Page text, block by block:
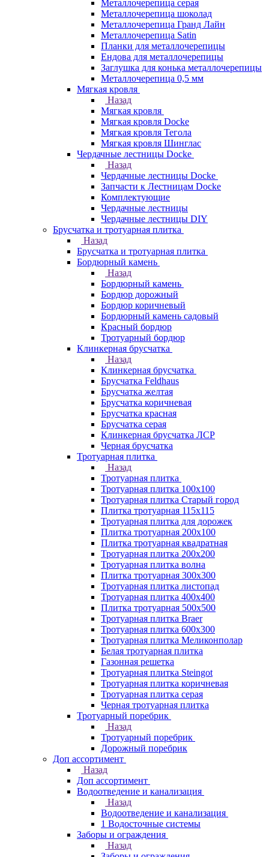
Металлочерепица серая
Металлочерепица шоколад
Металлочерепица Гранд Лайн
Металлочерепица Satin
Планки для металлочерепицы
Ендова для металлочерепицы
Заглушка для конька металлочерепицы
Металлочерепица 0,5 мм
Мягкая кровля
Назад
Мягкая кровля
Мягкая кровля Docke
Мягкая кровля Тегола
Мягкая кровля Шинглас
Чердачные лестницы Docke
Назад
Чердачные лестницы Docke
Запчасти к Лестницам Docke
Комплектующие
Чердачные лестницы
Чердачные лестницы DIY
Брусчатка и тротуарная плитка
Назад
Брусчатка и тротуарная плитка
Бордюрный камень
Назад
Бордюрный камень
Бордюр дорожный
Бордюр коричневый
Бордюрный камень садовый
Красный бордюр
Тротуарный бордюр
Клинкерная брусчатка
Назад
Клинкерная брусчатка
Брусчатка Feldhaus
Брусчатка желтая
Брусчатка коричневая
Брусчатка красная
Брусчатка серая
Клинкерная брусчатка ЛСР
Черная брусчатка
Тротуарная плитка
Назад
Тротуарная плитка
Тротуарная плитка 100x100
Тротуарная плитка Старый город
Плитка тротуарная 115x115
Тротуарная плитка для дорожек
Плитка тротуарная 200х100
Плитка тротуарная квадратная
Тротуарная плитка 200х200
Тротуарная плитка волна
Плитка тротуарная 300х300
Тротуарная плитка листопад
Тротуарная плитка 400х400
Плитка тротуарная 500x500
Тротуарная плитка Braer
Тротуарная плитка 600х300
Тротуарная плитка Меликонполар
Белая тротуарная плитка
Газонная решетка
Тротуарная плитка Steingot
Тротуарная плитка коричневая
Тротуарная плитка серая
Черная тротуарная плитка
Тротуарный поребрик
Назад
Тротуарный поребрик
Дорожный поребрик
Доп ассортимент
Назад
Доп ассортимент
Водоотведение и канализация
Назад
Водоотведение и канализация
1 Водосточные системы
Заборы и ограждения
Назад